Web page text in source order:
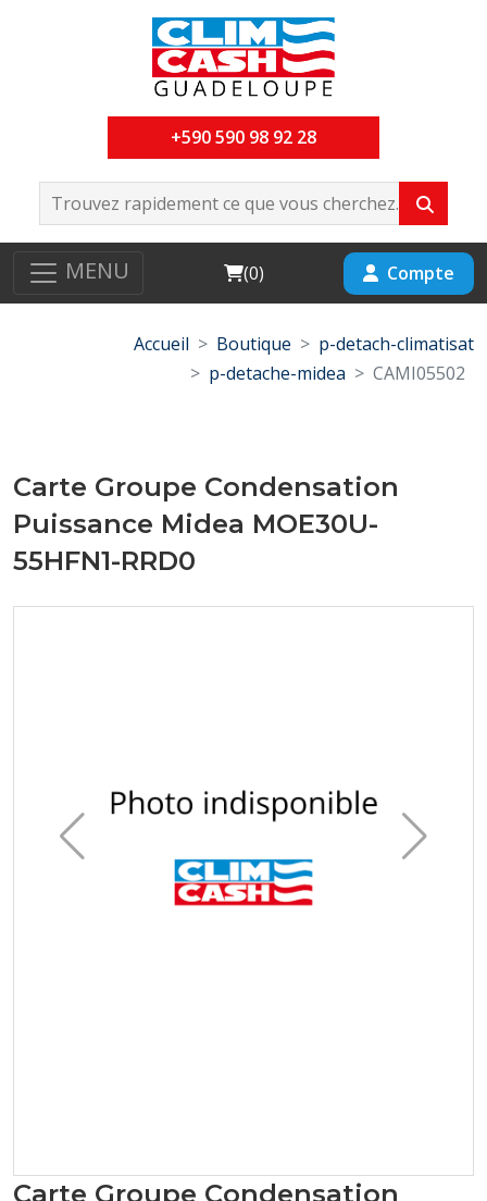
+590 590 98 92 28
MENU Cart
(0) Compte
Accueil Boutique
p-detach-climatisat
p-detache-midea
CAMI05502
Carte Groupe Condensation
Puissance Midea MOE30U-
55HFN1-RRD0
Carte Groupe Condensation